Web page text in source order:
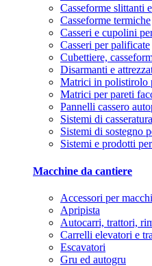
Casseforme slittanti
Casseforme termiche
Casseri e cupolini
Casseri per palificate
Cubettiere,
Disarmanti e
Matrici in polistirolo
Matrici per pareti
Pannelli cassero
Sistemi di
Sistemi di sostegno
Sistemi e prodotti
Macchine da cantiere
Accessori per
Apripista
Autocarri, trattori,
Carrelli elevatori e
Escavatori
Gru ed autogru